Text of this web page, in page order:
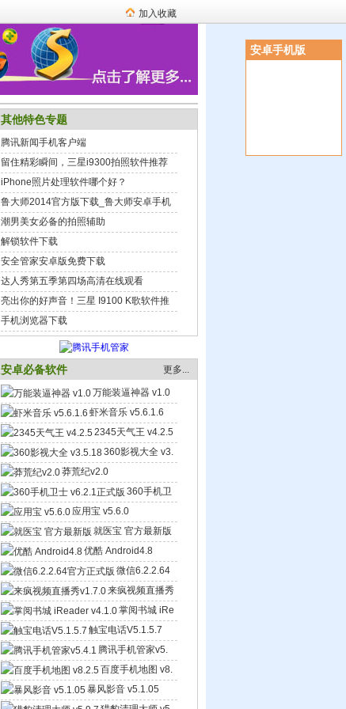
加入收藏
其他特色专题
腾讯新闻手机客户端
留住精彩瞬间，三星i9300拍照软件推荐
iPhone照片处理软件哪个好？
鲁大师2014官方版下载_鲁大师安卓手机
版下载
潮男美女必备的拍照辅助
解锁软件下载
安全管家安卓版免费下载
达人秀第五季第四场高清在线观看
亮出你的好声音！三星 I9100 K歌软件推
荐
手机浏览器下载
安卓必备软件 更多...
万能装逼神器 v1.0
虾米音乐 v5.6.1.6
2345天气王 v4.2.5
360影视大全 v3.
5.18
莽荒纪v2.0
360手机卫
士 v6.2.1正式版 应用宝 v5.6.0
就医宝 官方最新版
优酷 Android4.8
微信6.2.2.64
官方正式版
来疯视频直播秀
v1.7.0
掌阅书城 iRe
ader v4.1.0
触宝电话V5.1.5.7
腾讯手机管家v5.
4.1
百度手机地图 v8.
2.5
暴风影音 v5.1.05
安卓手机版